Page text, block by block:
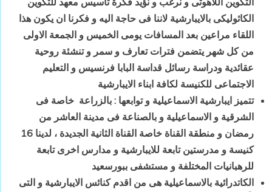
الكاثوليكى بالايبارشية لاننا فى حاجة اليه و فكرنا ان يكون هذا
اللقاء مراعين بعد المسافات يومى الخميس و الجمعة الاولى
من كل شهر يتضمن فترات تعارف و سمر و تنشئة روحية
عقائدية ودراسة رسائل قداسة البابا فرنسيس و التعليم
الاجتماعى للكنيسة لكافة ابناء الايبارشية
تتميز ايبارشية الاسماعيلية و توابعها : بالزراعة خاصة فى
الشرقية و الاسماعيلية و بالصناعة فى مدينة العاشر من
رمضان و منطقة القناة خاصة القناة الثانية الجديدة ، لدينا 16
كنيسة و مدرستين تابعة للايبارشية و مدارس اخرى تابعة
للرهبانيات المختلفة و مستشفى ببورسعيد
الكاتدرائية بالاسماعيلية هى من اقدم كنائس الايبارشية و التى